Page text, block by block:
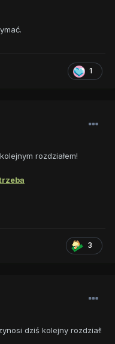
1
rozdziałem!
3
dziś kolejny rozdział!